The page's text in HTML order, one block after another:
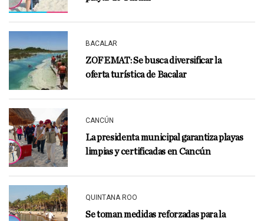
BACALAR
ZOFEMAT: Se busca diversificar la
oferta turística de Bacalar
CANCÚN
La presidenta municipal garantiza playas
limpias y certificadas en Cancún
QUINTANA ROO
Se toman medidas reforzadas para la